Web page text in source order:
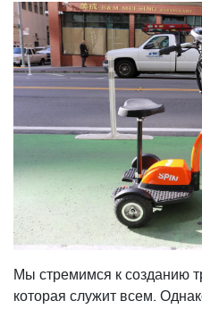
Мы стремимся к созданию
которая служит всем.